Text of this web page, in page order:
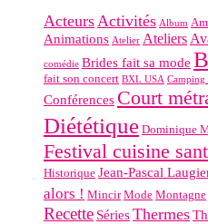
Acteurs Activités Album
Animations Atelier Ateliers
comédie Brides fait sa mode
fait son concert BXL USA Camping
Conférences Court
Diététique Dominique
Festival cuisine
Historique Jean-Pascal
alors ! Mincir Mode Montagne
Recette SériesThermes